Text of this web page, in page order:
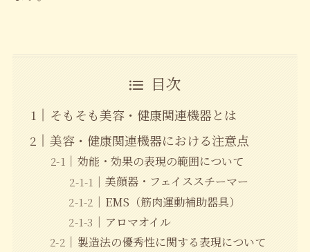
目次
そもそも美容・健康関連機器とは
美容・健康関連機器における注意点
効能・効果の表現の範囲について
美顔器・フェイススチーマー
EMS（筋肉運動補助器具）
アロマオイル
製造法の優秀性に関する表現について